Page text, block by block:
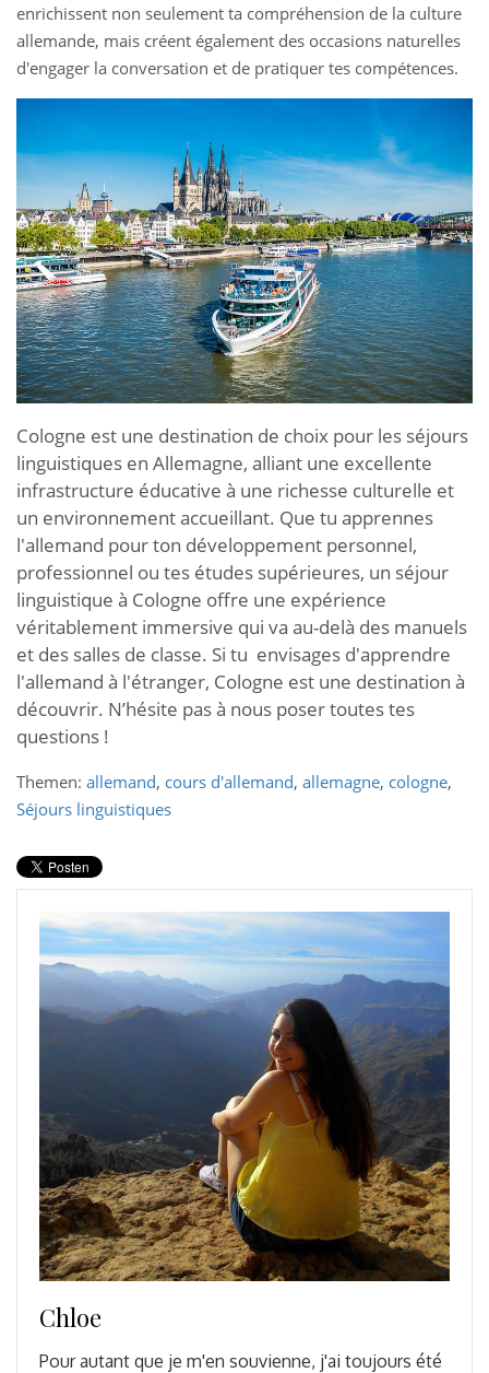
enrichissent non seulement ta compréhension de la culture
allemande, mais créent également des occasions naturelles
d'engager la conversation et de pratiquer tes compétences.
Cologne est une destination de choix pour les séjours
linguistiques en Allemagne, alliant une excellente
infrastructure éducative à une richesse culturelle et
un environnement accueillant. Que tu apprennes
l'allemand pour ton développement personnel,
professionnel ou tes études supérieures, un séjour
linguistique à Cologne offre une expérience
véritablement immersive qui va au-delà des manuels
et des salles de classe. Si tu envisages d'apprendre
l'allemand à l'étranger, Cologne est une destination à
découvrir. N’hésite pas à nous poser toutes tes
questions !
Themen: allemand, cours d'allemand, allemagne, cologne,
Séjours linguistiques
Chloe
Pour autant que je m'en souvienne, j'ai toujours été